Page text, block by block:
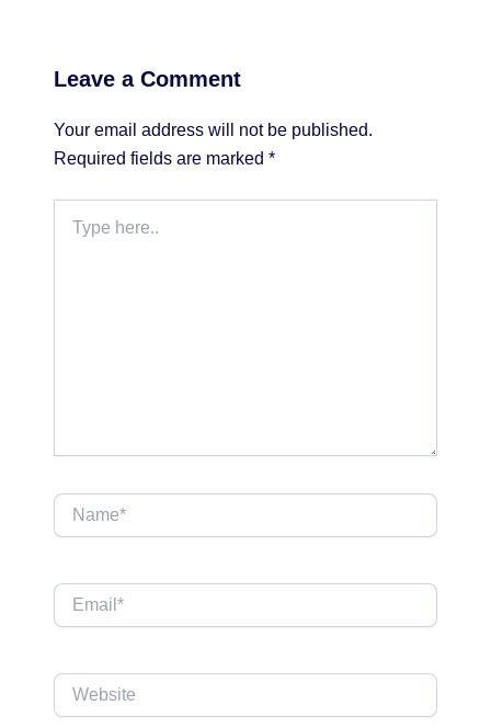
Leave a Comment
Your email address will not be published.
Required fields are marked *
here..
Name*
Email*
Website